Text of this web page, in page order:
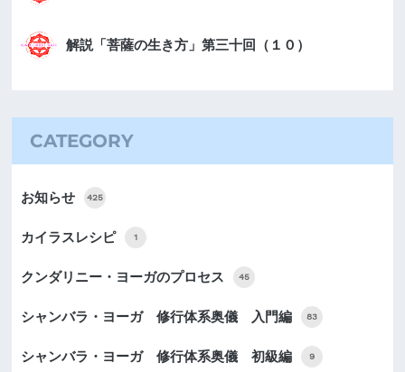
解説「菩薩の生き方」第三十回（１０）
CATEGORY
お知らせ 425
カイラスレシピ 1
クンダリニー・ヨーガのプロセス 45
シャンバラ・ヨーガ 修行体系奥儀 入門編 83
シャンバラ・ヨーガ 修行体系奥儀 初級編 9